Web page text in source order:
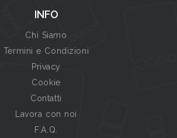
INFO
Chi Siamo
Termini e Condizioni
Privacy
Cookie
Contatti
Lavora con noi
F.A.Q.